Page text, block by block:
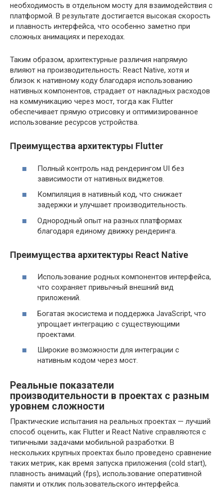
необходимость в отдельном мосту для взаимодействия с
платформой. В результате достигается высокая скорость
и плавность интерфейса, что особенно заметно при
сложных анимациях и переходах.
Таким образом, архитектурные различия напрямую
влияют на производительность: React Native, хотя и
близок к нативному коду благодаря использованию
нативных компонентов, страдает от накладных расходов
на коммуникацию через мост, тогда как Flutter
обеспечивает прямую отрисовку и оптимизированное
использование ресурсов устройства.
Преимущества архитектуры Flutter
Полный контроль над рендерингом UI без
зависимости от нативных виджетов.
Компиляция в нативный код, что снижает
задержки и улучшает производительность.
Однородный опыт на разных платформах
благодаря единому движку рендеринга.
Преимущества архитектуры React Native
Использование родных компонентов интерфейса,
что сохраняет привычный внешний вид
приложений.
Богатая экосистема и поддержка JavaScript, что
упрощает интеграцию с существующими
проектами.
Широкие возможности для интеграции с
нативным кодом через мост.
Реальные показатели
производительности в проектах с разным
уровнем сложности
Практические испытания на реальных проектах — лучший
способ оценить, как Flutter и React Native справляются с
типичными задачами мобильной разработки. В
нескольких крупных проектах было проведено сравнение
таких метрик, как время запуска приложения (cold start),
плавность анимаций (fps), использование оперативной
памяти и отклик пользовательского интерфейса.